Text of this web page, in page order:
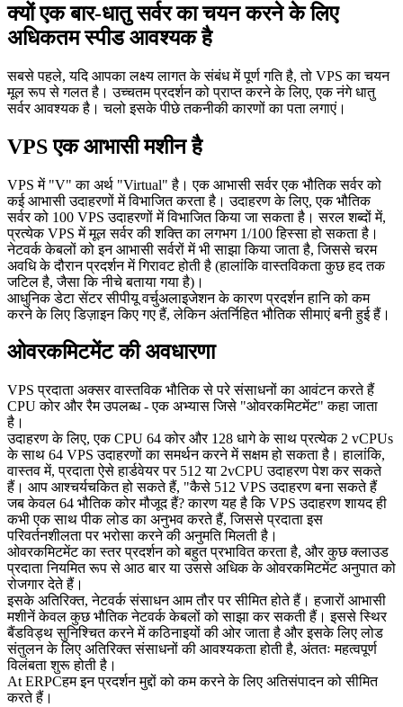
क्यों एक बार-धातु सर्वर का चयन करने के लिए
अधिकतम स्पीड आवश्यक है
सबसे पहले, यदि आपका लक्ष्य लागत के संबंध में पूर्ण गति है, तो VPS का चयन
मूल रूप से गलत है। उच्चतम प्रदर्शन को प्राप्त करने के लिए, एक नंगे धातु
सर्वर आवश्यक है। चलो इसके पीछे तकनीकी कारणों का पता लगाएं।
VPS एक आभासी मशीन है
VPS में "V" का अर्थ "Virtual" है। एक आभासी सर्वर एक भौतिक सर्वर को
कई आभासी उदाहरणों में विभाजित करता है। उदाहरण के लिए, एक भौतिक
सर्वर को 100 VPS उदाहरणों में विभाजित किया जा सकता है। सरल शब्दों में,
प्रत्येक VPS में मूल सर्वर की शक्ति का लगभग 1/100 हिस्सा हो सकता है।
नेटवर्क केबलों को इन आभासी सर्वरों में भी साझा किया जाता है, जिससे चरम
अवधि के दौरान प्रदर्शन में गिरावट होती है (हालांकि वास्तविकता कुछ हद तक
जटिल है, जैसा कि नीचे बताया गया है)।
आधुनिक डेटा सेंटर सीपीयू वर्चुअलाइजेशन के कारण प्रदर्शन हानि को कम
करने के लिए डिज़ाइन किए गए हैं, लेकिन अंतर्निहित भौतिक सीमाएं बनी हुई हैं।
ओवरकमिटमेंट की अवधारणा
VPS प्रदाता अक्सर वास्तविक भौतिक से परे संसाधनों का आवंटन करते हैं
CPU कोर और रैम उपलब्ध - एक अभ्यास जिसे "ओवरकमिटमेंट" कहा जाता
है।
उदाहरण के लिए, एक CPU 64 कोर और 128 धागे के साथ प्रत्येक 2 vCPUs
के साथ 64 VPS उदाहरणों का समर्थन करने में सक्षम हो सकता है। हालांकि,
वास्तव में, प्रदाता ऐसे हार्डवेयर पर 512 या 2vCPU उदाहरण पेश कर सकते
हैं। आप आश्चर्यचकित हो सकते हैं, "कैसे 512 VPS उदाहरण बना सकते हैं
जब केवल 64 भौतिक कोर मौजूद हैं? कारण यह है कि VPS उदाहरण शायद ही
कभी एक साथ पीक लोड का अनुभव करते हैं, जिससे प्रदाता इस
परिवर्तनशीलता पर भरोसा करने की अनुमति मिलती है।
ओवरकमिटमेंट का स्तर प्रदर्शन को बहुत प्रभावित करता है, और कुछ क्लाउड
प्रदाता नियमित रूप से आठ बार या उससे अधिक के ओवरकमिटमेंट अनुपात को
रोजगार देते हैं।
इसके अतिरिक्त, नेटवर्क संसाधन आम तौर पर सीमित होते हैं। हजारों आभासी
मशीनें केवल कुछ भौतिक नेटवर्क केबलों को साझा कर सकती हैं। इससे स्थिर
बैंडविड्थ सुनिश्चित करने में कठिनाइयों की ओर जाता है और इसके लिए लोड
संतुलन के लिए अतिरिक्त संसाधनों की आवश्यकता होती है, अंततः महत्वपूर्ण
विलंबता शुरू होती है।
At ERPCहम इन प्रदर्शन मुद्दों को कम करने के लिए अतिसंपादन को सीमित
करते हैं।